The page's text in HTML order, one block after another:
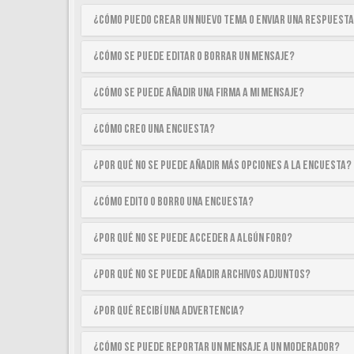
¿Cómo puedo crear un nuevo tema o enviar una
¿Cómo se puede editar o borrar un mensaje?
¿Cómo se puede añadir una firma a mi mensaje?
¿Cómo creo una encuesta?
¿Por qué no se puede añadir más opciones a la encuesta?
¿Cómo edito o borro una encuesta?
¿Por qué no se puede acceder a algún foro?
¿Por qué no se puede añadir archivos adjuntos?
¿Por qué recibí una advertencia?
¿Cómo se puede reportar un mensaje a un moderador?